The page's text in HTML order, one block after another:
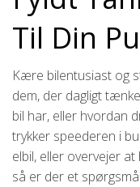
Til Din
Kære bilentusiast og
dem, der dagligt
bil har, eller hvordan
trykker speederen i
elbil, eller overvejer
så er der et